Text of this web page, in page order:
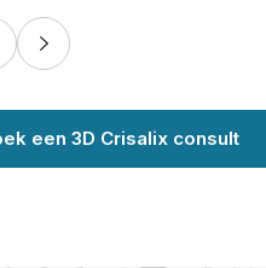
een 3D Crisalix consult